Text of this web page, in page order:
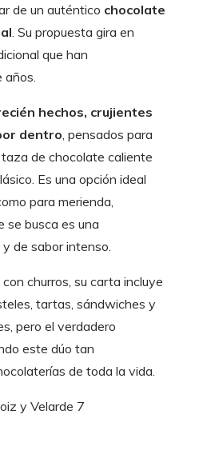
de un auténtico chocolate
. Su propuesta gira en
que han
hechos, crujientes
dentro , pensados para
de chocolate caliente
Es una opción ideal
para merienda,
se busca es una
de sabor intenso.
churros, su carta incluye
tartas, sándwiches y
pero el verdadero
este dúo tan
de toda la vida.
y Velarde 7